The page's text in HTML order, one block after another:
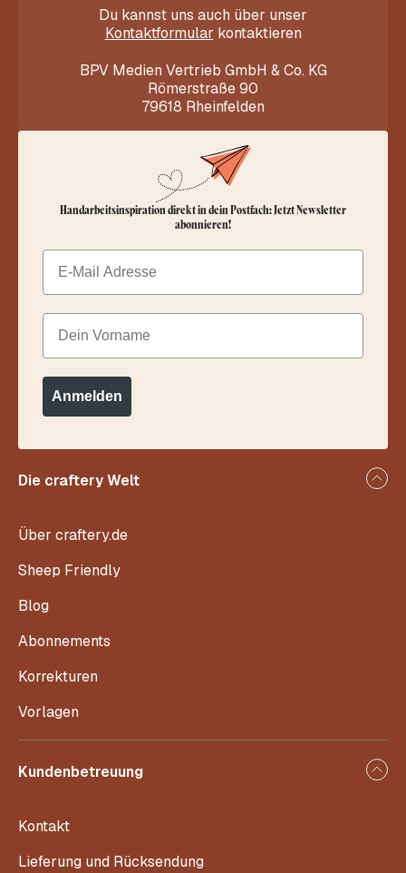
Du kannst uns auch über unser
Kontaktformular kontaktieren
BPV Medien Vertrieb GmbH & Co. KG
Römerstraße 90
79618 Rheinfelden
Die craftery Welt
Über craftery.de
Sheep Friendly
Blog
Abonnements
Korrekturen
Vorlagen
Kundenbetreuung
Kontakt
Lieferung und Rücksendung
Handarbeitsinspiration direkt in dein Postfach: Jetzt Newsletter
abonnieren!
Email
Dein Vorname
Anmelden